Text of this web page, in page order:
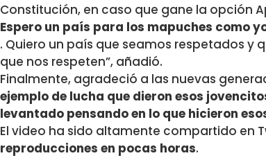
Constitución, en caso que gane la opción
Espero un país para los mapuches como
. Quiero un país que seamos respetados y
que nos respeten”, añadió.
Finalmente, agradeció a las nuevas
ejemplo de lucha que dieron esos
levantado pensando en lo que hicieron
El video ha sido altamente compartido en
reproducciones en pocas horas.